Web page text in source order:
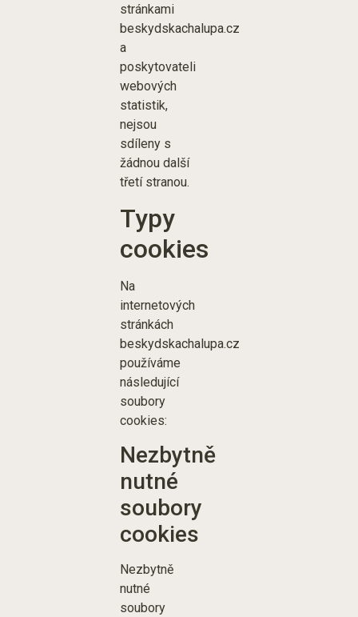
stránkami
beskydskachalupa.cz
a
poskytovateli
webových
statistik,
nejsou
sdíleny s
žádnou další
třetí stranou.
Typy
cookies
Na
internetových
stránkách
beskydskachalupa.cz
používáme
následující
soubory
cookies:
Nezbytně
nutné
soubory
cookies
Nezbytně
nutné
soubory